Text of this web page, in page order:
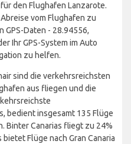
den Flughafen Lanzarote.
vom Flughafen zu
GPS-Daten - 28.94556,
Ihr GPS-System im Auto
zu helfen.
sind die verkehrsreichsten
aus fliegen und die
bedient insgesamt 135 Flüge
Binter Canarias fliegt zu 24%
Flüge nach Gran Canaria